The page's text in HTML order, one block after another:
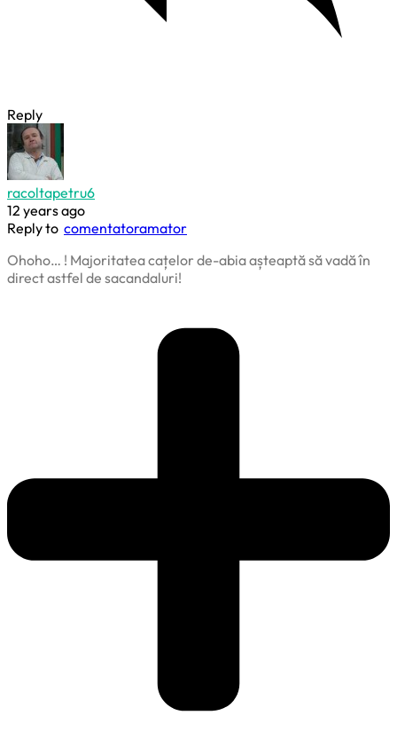
Reply
racoltapetru6
12 years ago
Reply to comentatoramator
Ohoho… ! Majoritatea cațelor de-abia așteaptă să vadă în
direct astfel de sacandaluri!